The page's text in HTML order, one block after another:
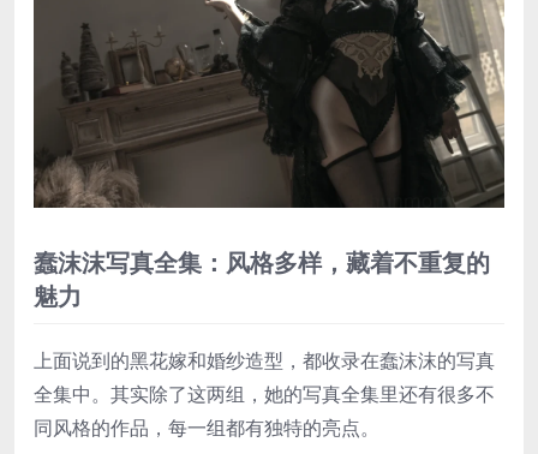
蠢沫沫写真全集：风格多样，藏着不重复的
魅力
上面说到的黑花嫁和婚纱造型，都收录在蠢沫沫的写真
全集中。其实除了这两组，她的写真全集里还有很多不
同风格的作品，每一组都有独特的亮点。